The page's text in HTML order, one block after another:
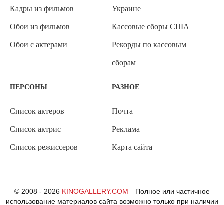
Кадры из фильмов
Обои из фильмов
Обои с актерами
Украине
Кассовые сборы США
Рекорды по кассовым
сборам
ПЕРСОНЫ
Список актеров
Список актрис
Список режиссеров
РАЗНОЕ
Почта
Реклама
Карта сайта
© 2008 - 2026 KINOGALLERY.COM
Полное или частичное
использование материалов сайта возможно только при наличии